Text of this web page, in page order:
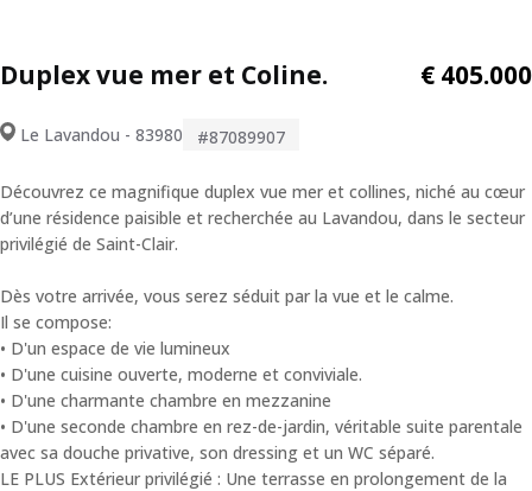
Duplex vue mer et Coline. € 405.000
Le Lavandou - 83980 #87089907
Découvrez ce magnifique duplex vue mer et collines, niché au cœur
d’une résidence paisible et recherchée au Lavandou, dans le secteur
privilégié de Saint-Clair.
Dès votre arrivée, vous serez séduit par la vue et le calme.
Il se compose:
• D'un espace de vie lumineux
• D'une cuisine ouverte, moderne et conviviale.
• D'une charmante chambre en mezzanine
• D'une seconde chambre en rez-de-jardin, véritable suite parentale
avec sa douche privative, son dressing et un WC séparé.
LE PLUS Extérieur privilégié : Une terrasse en prolongement de la